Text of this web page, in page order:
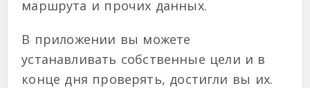
маршрута и прочих данных.
В приложении вы можете
устанавливать собственные цели и в
конце дня проверять, достигли вы их.